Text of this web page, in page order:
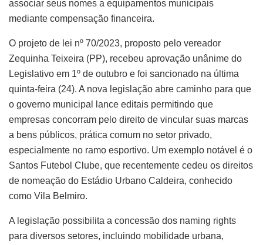
associar seus nomes a equipamentos municipais
mediante compensação financeira.
O projeto de lei nº 70/2023, proposto pelo vereador
Zequinha Teixeira (PP), recebeu aprovação unânime do
Legislativo em 1º de outubro e foi sancionado na última
quinta-feira (24). A nova legislação abre caminho para que
o governo municipal lance editais permitindo que
empresas concorram pelo direito de vincular suas marcas
a bens públicos, prática comum no setor privado,
especialmente no ramo esportivo. Um exemplo notável é o
Santos Futebol Clube, que recentemente cedeu os direitos
de nomeação do Estádio Urbano Caldeira, conhecido
como Vila Belmiro.
A legislação possibilita a concessão dos naming rights
para diversos setores, incluindo mobilidade urbana,